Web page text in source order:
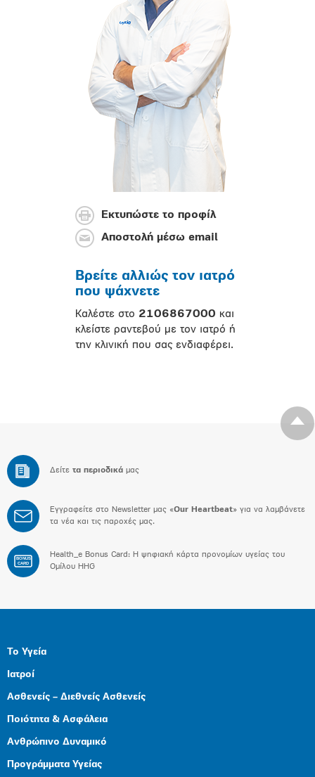
Εκτυπώστε το προφίλ
Αποστολή μέσω email
Βρείτε αλλιώς τον ιατρό
που ψάχνετε
Καλέστε στο 2106867000 και
κλείστε ραντεβού με τον ιατρό ή
την κλινική που σας ενδιαφέρει.
Δείτε τα περιοδικά μας
Εγγραφείτε στο Newsletter μας «Our Heartbeat» για να λαμβάνετε
τα νέα και τις παροχές μας.
BONUS
CARD
Health_e Bonus Card: H ψηφιακή κάρτα προνομίων υγείας του
Ομίλου HHG
Το Υγεία
Ιατροί
Ασθενείς – Διεθνείς Ασθενείς
Ποιότητα & Ασφάλεια
Ανθρώπινο Δυναμικό
Προγράμματα Υγείας